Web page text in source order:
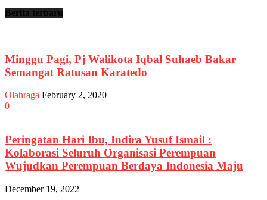
Berita terbaru
Minggu Pagi, Pj Walikota Iqbal Suhaeb Bakar
Semangat Ratusan Karatedo
Olahraga February 2, 2020
0
Peringatan Hari Ibu, Indira Yusuf Ismail :
Kolaborasi Seluruh Organisasi Perempuan
Wujudkan Perempuan Berdaya Indonesia Maju
December 19, 2022